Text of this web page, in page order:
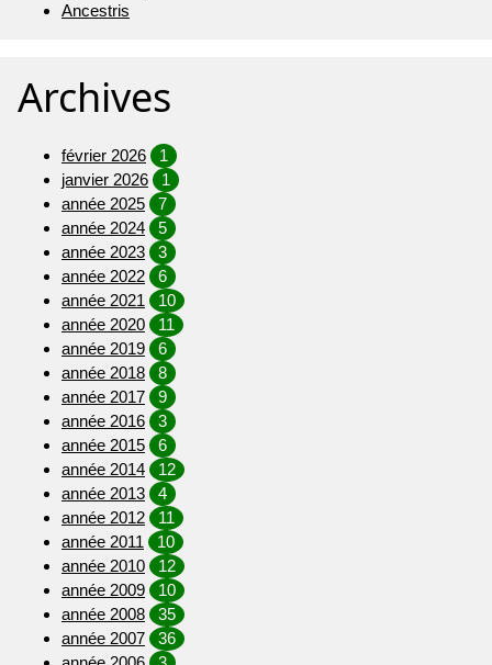
Ancestris
Archives
février 2026
1
janvier 2026
1
année 2025
7
année 2024
5
année 2023
3
année 2022
6
année 2021
10
année 2020
11
année 2019
6
année 2018
8
année 2017
9
année 2016
3
année 2015
6
année 2014
12
année 2013
4
année 2012
11
année 2011
10
année 2010
12
année 2009
10
année 2008
35
année 2007
36